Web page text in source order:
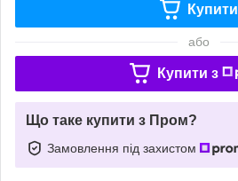
Купити
або
Купити з
Що таке купити з Пром?
Замовлення під захистом